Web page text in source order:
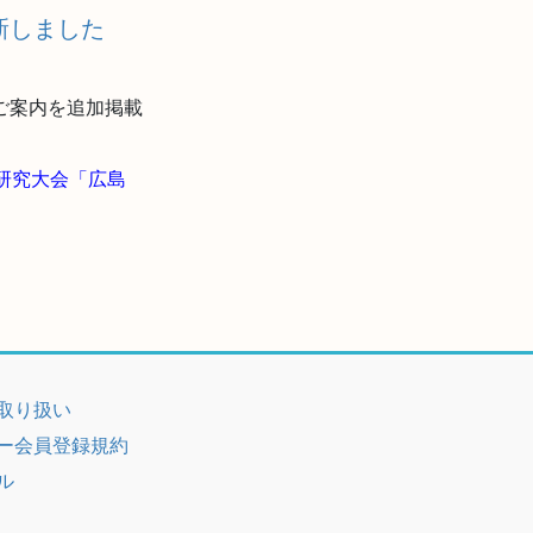
しました
案内を追加掲載
究大会「広島
り扱い
会員登録規約